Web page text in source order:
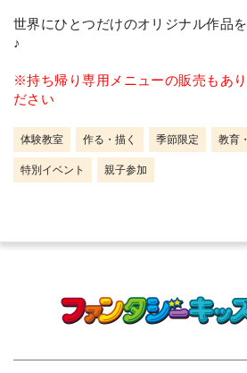
世界にひとつだけのオリジナル作品
♪
※持ち帰り専用メニューの販売もあ
ださい
体験教室 作る・描く 季節限定 教育
特別イベント 親子参加